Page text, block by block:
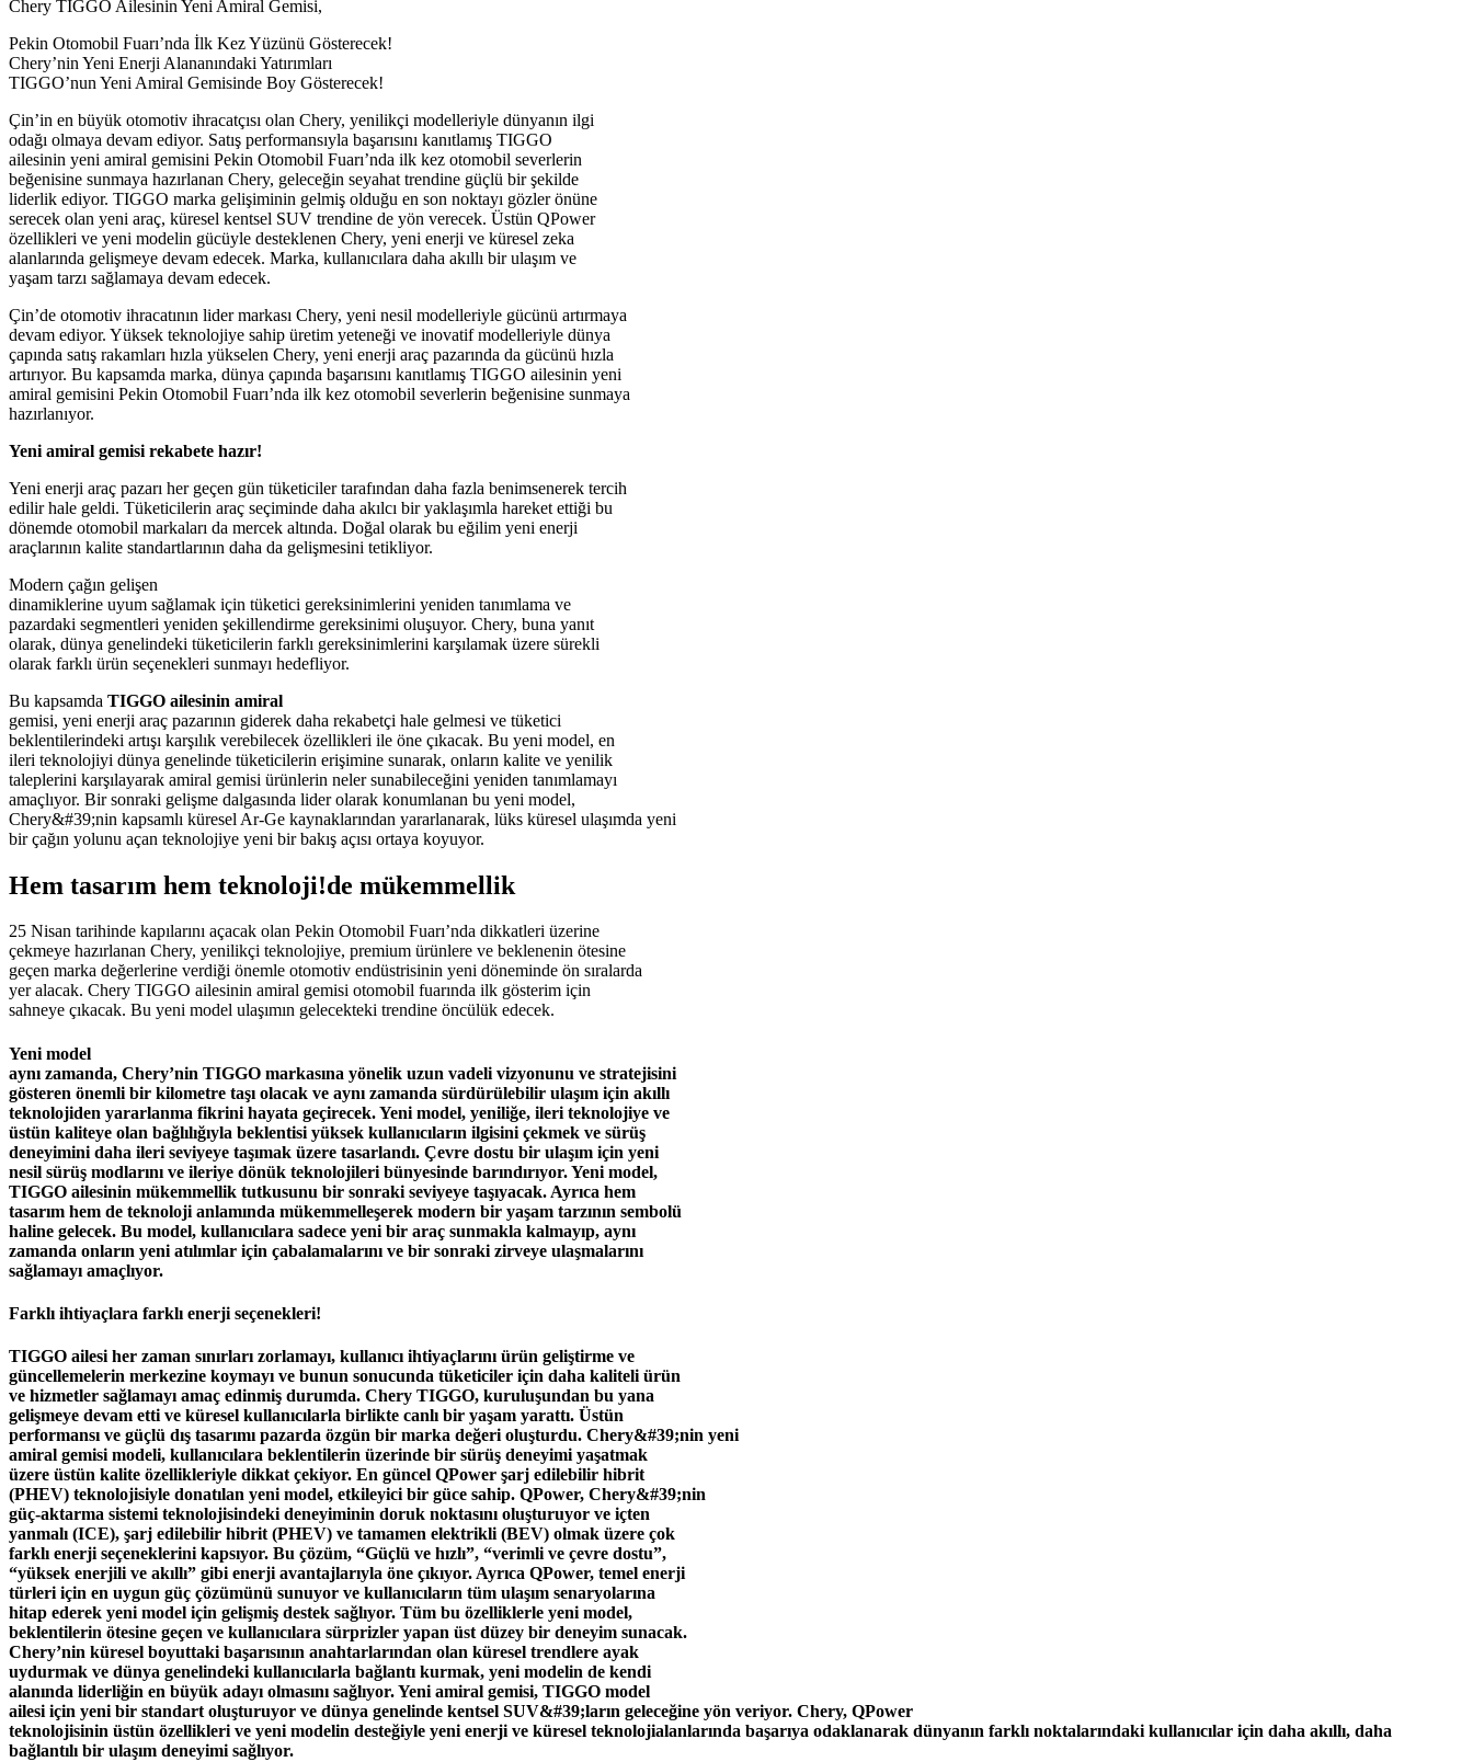
Chery TIGGO Ailesinin Yeni Amiral Gemisi,
Pekin Otomobil Fuarı’nda İlk Kez Yüzünü Gösterecek!
Chery’nin Yeni Enerji Alananındaki Yatırımları
TIGGO’nun Yeni Amiral Gemisinde Boy Gösterecek!
Çin’in en büyük otomotiv ihracatçısı olan Chery, yenilikçi modelleriyle dünyanın ilgi
odağı olmaya devam ediyor. Satış performansıyla başarısını kanıtlamış TIGGO
ailesinin yeni amiral gemisini Pekin Otomobil Fuarı’nda ilk kez otomobil severlerin
beğenisine sunmaya hazırlanan Chery, geleceğin seyahat trendine güçlü bir şekilde
liderlik ediyor. TIGGO marka gelişiminin gelmiş olduğu en son noktayı gözler önüne
serecek olan yeni araç, küresel kentsel SUV trendine de yön verecek. Üstün QPower
özellikleri ve yeni modelin gücüyle desteklenen Chery, yeni enerji ve küresel zeka
alanlarında gelişmeye devam edecek. Marka, kullanıcılara daha akıllı bir ulaşım ve
yaşam tarzı sağlamaya devam edecek.
Çin’de otomotiv ihracatının lider markası Chery, yeni nesil modelleriyle gücünü artırmaya
devam ediyor. Yüksek teknolojiye sahip üretim yeteneği ve inovatif modelleriyle dünya
çapında satış rakamları hızla yükselen Chery, yeni enerji araç pazarında da gücünü hızla
artırıyor. Bu kapsamda marka, dünya çapında başarısını kanıtlamış TIGGO ailesinin yeni
amiral gemisini Pekin Otomobil Fuarı’nda ilk kez otomobil severlerin beğenisine sunmaya
hazırlanıyor.
Yeni amiral gemisi rekabete hazır!
Yeni enerji araç pazarı her geçen gün tüketiciler tarafından daha fazla benimsenerek tercih
edilir hale geldi. Tüketicilerin araç seçiminde daha akılcı bir yaklaşımla hareket ettiği bu
dönemde otomobil markaları da mercek altında. Doğal olarak bu eğilim yeni enerji
araçlarının kalite standartlarının daha da gelişmesini tetikliyor.
Modern çağın gelişen
dinamiklerine uyum sağlamak için tüketici gereksinimlerini yeniden tanımlama ve
pazardaki segmentleri yeniden şekillendirme gereksinimi oluşuyor. Chery, buna yanıt
olarak, dünya genelindeki tüketicilerin farklı gereksinimlerini karşılamak üzere sürekli
olarak farklı ürün seçenekleri sunmayı hedefliyor.
Bu kapsamda TIGGO ailesinin amiral
gemisi, yeni enerji araç pazarının giderek daha rekabetçi hale gelmesi ve tüketici
beklentilerindeki artışı karşılık verebilecek özellikleri ile öne çıkacak. Bu yeni model, en
ileri teknolojiyi dünya genelinde tüketicilerin erişimine sunarak, onların kalite ve yenilik
taleplerini karşılayarak amiral gemisi ürünlerin neler sunabileceğini yeniden tanımlamayı
amaçlıyor. Bir sonraki gelişme dalgasında lider olarak konumlanan bu yeni model,
Chery&#39;nin kapsamlı küresel Ar-Ge kaynaklarından yararlanarak, lüks küresel ulaşımda yeni
bir çağın yolunu açan teknolojiye yeni bir bakış açısı ortaya koyuyor.
Hem tasarım hem teknoloji!de mükemmellik
25 Nisan tarihinde kapılarını açacak olan Pekin Otomobil Fuarı’nda dikkatleri üzerine
çekmeye hazırlanan Chery, yenilikçi teknolojiye, premium ürünlere ve beklenenin ötesine
geçen marka değerlerine verdiği önemle otomotiv endüstrisinin yeni döneminde ön sıralarda
yer alacak. Chery TIGGO ailesinin amiral gemisi otomobil fuarında ilk gösterim için
sahneye çıkacak. Bu yeni model ulaşımın gelecekteki trendine öncülük edecek.
Yeni model
aynı zamanda, Chery’nin TIGGO markasına yönelik uzun vadeli vizyonunu ve stratejisini
gösteren önemli bir kilometre taşı olacak ve aynı zamanda sürdürülebilir ulaşım için akıllı
teknolojiden yararlanma fikrini hayata geçirecek. Yeni model, yeniliğe, ileri teknolojiye ve
üstün kaliteye olan bağlılığıyla beklentisi yüksek kullanıcıların ilgisini çekmek ve sürüş
deneyimini daha ileri seviyeye taşımak üzere tasarlandı. Çevre dostu bir ulaşım için yeni
nesil sürüş modlarını ve ileriye dönük teknolojileri bünyesinde barındırıyor. Yeni model,
TIGGO ailesinin mükemmellik tutkusunu bir sonraki seviyeye taşıyacak. Ayrıca hem
tasarım hem de teknoloji anlamında mükemmelleşerek modern bir yaşam tarzının sembolü
haline gelecek. Bu model, kullanıcılara sadece yeni bir araç sunmakla kalmayıp, aynı
zamanda onların yeni atılımlar için çabalamalarını ve bir sonraki zirveye ulaşmalarını
sağlamayı amaçlıyor.
Farklı ihtiyaçlara farklı enerji seçenekleri!
TIGGO ailesi her zaman sınırları zorlamayı, kullanıcı ihtiyaçlarını ürün geliştirme ve
güncellemelerin merkezine koymayı ve bunun sonucunda tüketiciler için daha kaliteli ürün
ve hizmetler sağlamayı amaç edinmiş durumda. Chery TIGGO, kuruluşundan bu yana
gelişmeye devam etti ve küresel kullanıcılarla birlikte canlı bir yaşam yarattı. Üstün
performansı ve güçlü dış tasarımı pazarda özgün bir marka değeri oluşturdu. Chery&#39;nin yeni
amiral gemisi modeli, kullanıcılara beklentilerin üzerinde bir sürüş deneyimi yaşatmak
üzere üstün kalite özellikleriyle dikkat çekiyor. En güncel QPower şarj edilebilir hibrit
(PHEV) teknolojisiyle donatılan yeni model, etkileyici bir güce sahip. QPower, Chery&#39;nin
güç-aktarma sistemi teknolojisindeki deneyiminin doruk noktasını oluşturuyor ve içten
yanmalı (ICE), şarj edilebilir hibrit (PHEV) ve tamamen elektrikli (BEV) olmak üzere çok
farklı enerji seçeneklerini kapsıyor. Bu çözüm, “Güçlü ve hızlı”, “verimli ve çevre dostu”,
“yüksek enerjili ve akıllı” gibi enerji avantajlarıyla öne çıkıyor. Ayrıca QPower, temel enerji
türleri için en uygun güç çözümünü sunuyor ve kullanıcıların tüm ulaşım senaryolarına
hitap ederek yeni model için gelişmiş destek sağlıyor. Tüm bu özelliklerle yeni model,
beklentilerin ötesine geçen ve kullanıcılara sürprizler yapan üst düzey bir deneyim sunacak.
Chery’nin küresel boyuttaki başarısının anahtarlarından olan küresel trendlere ayak
uydurmak ve dünya genelindeki kullanıcılarla bağlantı kurmak, yeni modelin de kendi
alanında liderliğin en büyük adayı olmasını sağlıyor. Yeni amiral gemisi, TIGGO model
ailesi için yeni bir standart oluşturuyor ve dünya genelinde kentsel SUV&#39;ların geleceğine yön veriyor. Chery, QPower
teknolojisinin üstün özellikleri ve yeni modelin desteğiyle yeni enerji ve küresel teknolojialanlarında başarıya odaklanarak dünyanın farklı noktalarındaki kullanıcılar için daha akıllı, daha
bağlantılı bir ulaşım deneyimi sağlıyor.